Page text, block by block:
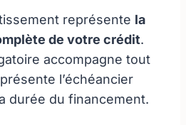
représente la
de votre crédit.
accompagne tout
l’échéancier
durée du financement.